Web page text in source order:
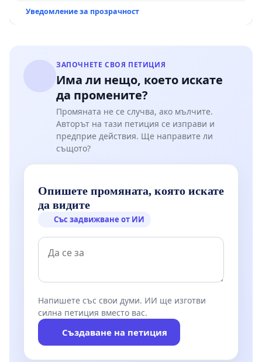
Мирово - к.к. Момин проход
Уведомление за прозрачност
ЗАПОЧНЕТЕ СВОЯ ПЕТИЦИЯ
Има ли нещо, което искате
да промените?
Промяната не се случва, ако мълчите.
Авторът на тази петиция се изправи и
предприе действия. Ще направите ли
същото?
Опишете промяната, която искате
да видите
Със задвижване от ИИ
Напишете със свои думи. ИИ ще изготви
силна петиция вместо вас.
Създаване на петиция